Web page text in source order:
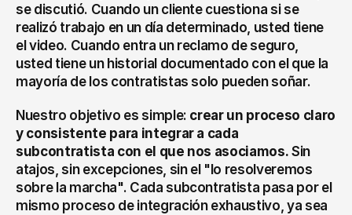
se discutió. Cuando un cliente cuestiona si se
realizó trabajo en un día determinado, usted tiene
el video. Cuando entra un reclamo de seguro,
usted tiene un historial documentado con el que la
mayoría de los contratistas solo pueden soñar.
Nuestro objetivo es simple: crear un proceso claro
y consistente para integrar a cada
subcontratista con el que nos asociamos. Sin
atajos, sin excepciones, sin el "lo resolveremos
sobre la marcha". Cada subcontratista pasa por el
mismo proceso de integración exhaustivo, ya sea